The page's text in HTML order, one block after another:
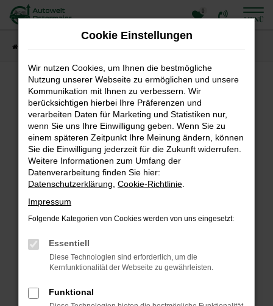
Zum
0
MENÜ
Fehler: Network Error
Beim Laden ist ein Fehler aufgetreten.
Hier sind ein paar Tipps, die dir helfen können:
Überprüfe deine Firewall und deine
Internetverbindung.
Laden andere Webseiten, zum Beispiel deine
Suchmaschine?
Prüfe deine Browsererweiterungen.
Manche Erweiterungen, wie Werbeblocker, können
das Laden bestimmter Seiten verhindern.
oder in einem privaten Fenster?
Starte dein Gerät neu.
Probleme zu beheben.
Cookie Einstellungen
Wir nutzen Cookies, um Ihnen die bestmögliche
Nutzung unserer Webseite zu ermöglichen und unsere
Kommunikation mit Ihnen zu verbessern. Wir
berücksichtigen hierbei Ihre Präferenzen und
verarbeiten Daten für Marketing und Statistiken nur,
wenn Sie uns Ihre Einwilligung geben. Wenn Sie zu
einem späteren Zeitpunkt Ihre Meinung ändern, können
Sie die Einwilligung jederzeit für die Zukunft widerrufen.
Weitere Informationen zum Umfang der
Datenverarbeitung finden Sie hier:
Datenschutzerklärung Cookie-Richtlinie
Impressum
Folgende Kategorien von Cookies werden von uns eingesetzt:
Essentiell
Diese Technologien sind erforderlich, um die
Kernfunktionalität der Webseite zu gewährleisten.
Funktional